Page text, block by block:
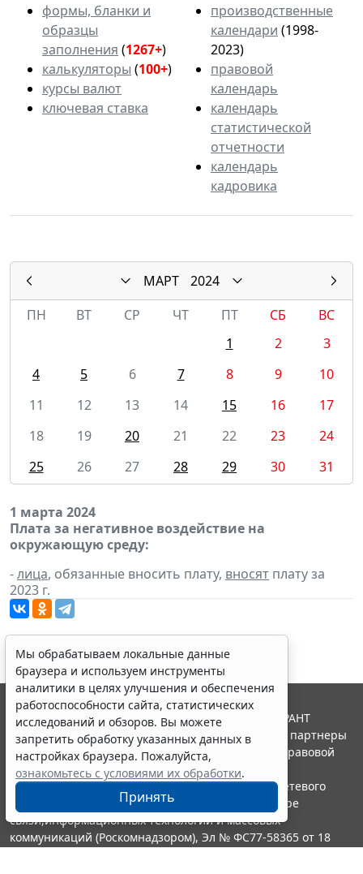
формы, бланки и
образцы
заполнения (1267+)
калькуляторы (100+)
курсы валют
ключевая ставка
производственные
календари (1998-
2023)
правовой
календарь
календарь
статистической
отчетности
календарь
кадровика
МАРТ
2024
ПН
ВТ СР ЧТ ПТ СБ
ВС
1
2
3
4
5 6 7 8 9
10
11
12 13 14 15 16
17
18
19 20 21 22 23
24
25
26 27 28 29 30 31
1 марта 2024
Плата за негативное воздействие на
окружающую среду:
-лица, обязанные вносить плату, вносят плату за
2023 г.
Мы обрабатываем локальные данные
браузера и используем инструменты
аналитики в целях улучшения и обеспечения
работоспособности сайта, статистических
исследований и обзоров. Вы можете
запретить обработку указанных данных в
настройках браузера. Пожалуйста,
ознакомьтесь с условиями их обработки.
Принять
© ООО "НПП "ГАРАНТ-СЕРВИС", 2026. Система ГАРАНТ
выпускается с 1990 года. Компания "Гарант" и ее партнеры
являются участниками Российской ассоциации правовой
информации ГАРАНТ.
Портал ГАРАНТ.РУ зарегистрирован в качестве сетевого
издания Федеральной службой по надзору в сфере
связи,информационных технологий и массовых
коммуникаций (Роскомнадзором), Эл № ФС77-58365 от 18